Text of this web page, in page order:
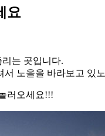
요
는 곳입니다.
노을을 바라보고 있
러오세요!!!